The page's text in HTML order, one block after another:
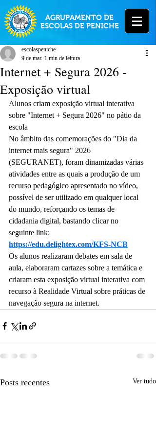
AGRUPAMENTO DE
ESCOLAS DE PENICHE
Internet + Segura 2026 -
Exposição virtual
escolaspeniche
9 de mar. 1 min de leitura
Alunos criam exposição virtual interativa
sobre "Internet + Segura 2026" no pátio da
escola
No âmbito das comemorações do "Dia da
internet mais segura" 2026
(SEGURANET), foram dinamizadas várias
atividades entre as quais a produção de um
recurso pedagógico apresentado no vídeo,
possível de ser utilizado em qualquer local
do mundo, reforçando os temas de
cidadania digital, bastando clicar no
seguinte link:
https://edu.delightex.com/KFS-NCB
Os alunos realizaram debates em sala de
aula, elaboraram cartazes sobre a temática e
criaram esta exposição virtual interativa com
recurso à Realidade Virtual sobre práticas de
navegação segura na internet.
Posts recentes Ver tudo